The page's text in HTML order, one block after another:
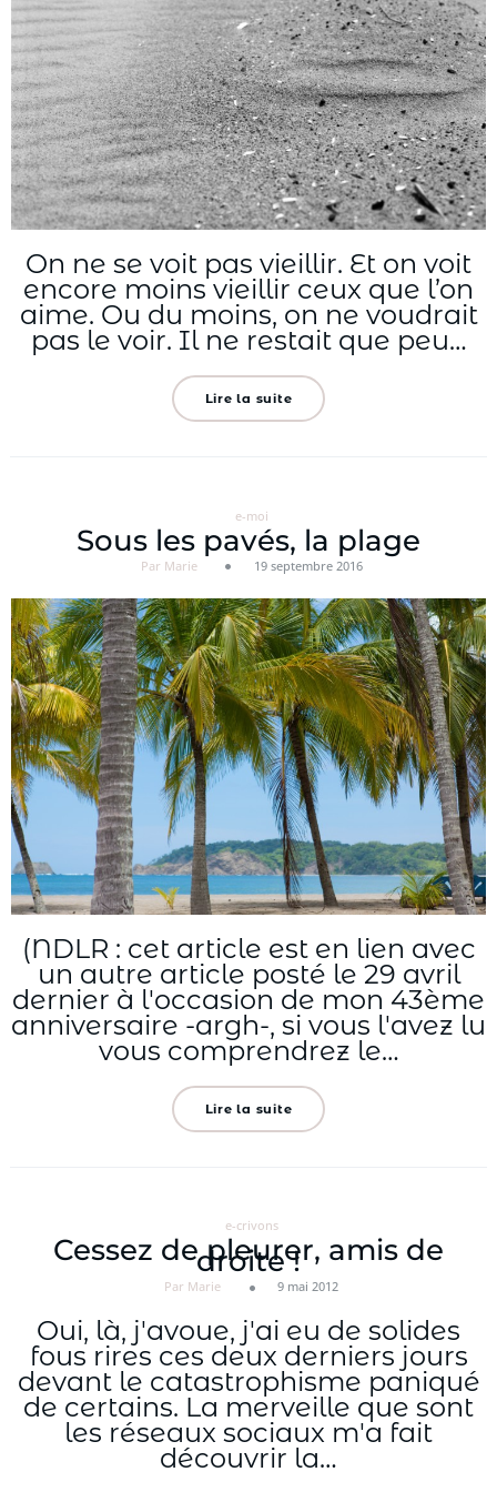
On ne se voit pas vieillir. Et on voit
encore moins vieillir ceux que l’on
aime. Ou du moins, on ne voudrait
pas le voir. Il ne restait que peu…
Lire la suite
e-moi
Sous les pavés, la plage
Par Marie 19 septembre 2016
(NDLR : cet article est en lien avec
un autre article posté le 29 avril
dernier à l'occasion de mon 43ème
anniversaire -argh-, si vous l'avez lu
vous comprendrez le…
Lire la suite
e-crivons
Cessez de pleurer, amis de
droite !
Par Marie 9 mai 2012
Oui, là, j'avoue, j'ai eu de solides
fous rires ces deux derniers jours
devant le catastrophisme paniqué
de certains. La merveille que sont
les réseaux sociaux m'a fait
découvrir la…